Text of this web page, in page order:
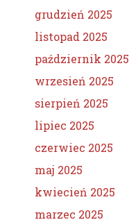
grudzień 2025
listopad 2025
październik 2025
wrzesień 2025
sierpień 2025
lipiec 2025
czerwiec 2025
maj 2025
kwiecień 2025
marzec 2025